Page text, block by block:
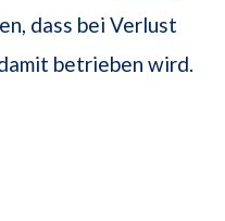
dass bei Verlust
betrieben wird.